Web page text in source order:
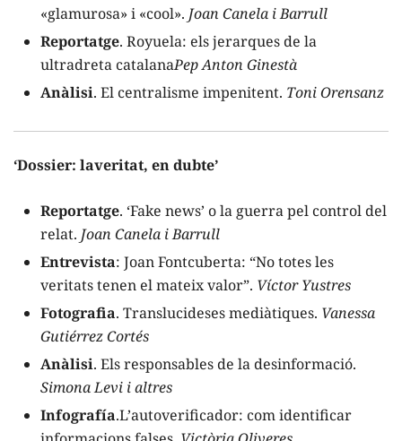
«glamurosa» i «cool». Joan Canela i Barrull
Reportatge. Royuela: els jerarques de la
ultradreta catalanaPep Anton Ginestà
Anàlisi. El centralisme impenitent. Toni Orensanz
‘Dossier: laveritat, en dubte’
Reportatge. ‘Fake news’ o la guerra pel control del
relat. Joan Canela i Barrull
Entrevista: Joan Fontcuberta: “No totes les
veritats tenen el mateix valor”. Víctor Yustres
Fotografia. Translucideses mediàtiques. Vanessa
Gutiérrez Cortés
Anàlisi. Els responsables de la desinformació.
Simona Levi i altres
Infografía.L’autoverificador: com identificar